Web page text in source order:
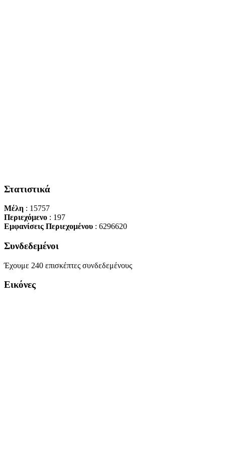
Στατιστικά
Μέλη : 15757
Περιεχόμενο : 197
Εμφανίσεις Περιεχομένου : 6296620
Συνδεδεμένοι
Έχουμε 240 επισκέπτες συνδεδεμένους
Εικόνες